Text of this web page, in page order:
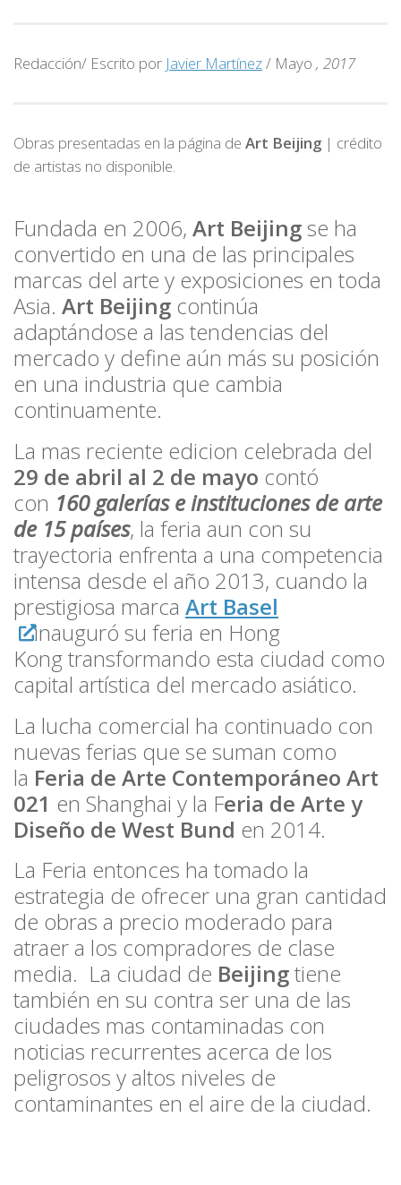
Redacción/ Escrito por Javier Martínez/ Mayo , 2017
Obras presentadas en la página de Art Beijing | crédito
de artistas no disponible.
Fundada en 2006, Art Beijingse ha
convertido en una de las principales
marcas del arte y exposiciones en toda
Asia. Art Beijing continúa
adaptándose a las tendencias del
mercado y define aún más su posición
en una industria que cambia
continuamente.
La mas reciente edicion celebrada del
29 de abril al 2 de mayo contó
con 160 galerías e instituciones de arte
de 15 países, la feria aun con su
trayectoria enfrenta a una competencia
intensa desde el año 2013, cuando la
prestigiosa marca Art Basel
inauguró su feria en Hong
Kong transformando esta ciudad como
capital artística del mercado asiático.
La lucha comercial ha continuado con
nuevas ferias que se suman como
la Feria de Arte Contemporáneo Art
021 en Shanghai y la Feria de Arte y
Diseño de West Bund en 2014.
La Feria entonces ha tomado la
estrategia de ofrecer una gran cantidad
de obras a precio moderado para
atraer a los compradores de clase
media. La ciudad de Beijingtiene
también en su contra ser una de las
ciudades mas contaminadas con
noticias recurrentes acerca de los
peligrosos y altos niveles de
contaminantes en el aire de la ciudad.